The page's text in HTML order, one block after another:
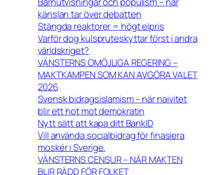
känslan tar över debatten
Stängda reaktorer = högt elpris
Varför dog kulspruteskyttar först i andra
världskriget?
VÄNSTERNS OMÖJLIGA REGERING –
MAKTKAMPEN SOM KAN AVGÖRA VALET
2026
Svensk bidragsislamism – när naivitet
blir ett hot mot demokratin
Nytt sätt att kapa ditt BankID
Vill använda socialbidrag för finasiera
moskér i Sverige.
VÄNSTERNS CENSUR – NÄR MAKTEN
BLIR RÄDD FÖR FOLKET